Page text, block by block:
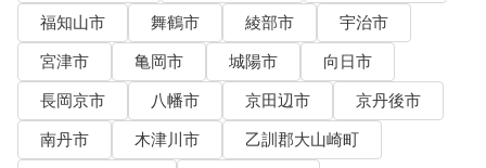
福知山市
舞鶴市 綾部市
宇治市
宮津市
亀岡市 城陽市
向日市
長岡京市
八幡市 京田辺市
京丹後市
南丹市
木津川市
乙訓郡大山崎町